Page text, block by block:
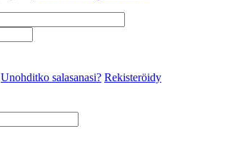
Unohditko salasanasi? Rekisteröidy